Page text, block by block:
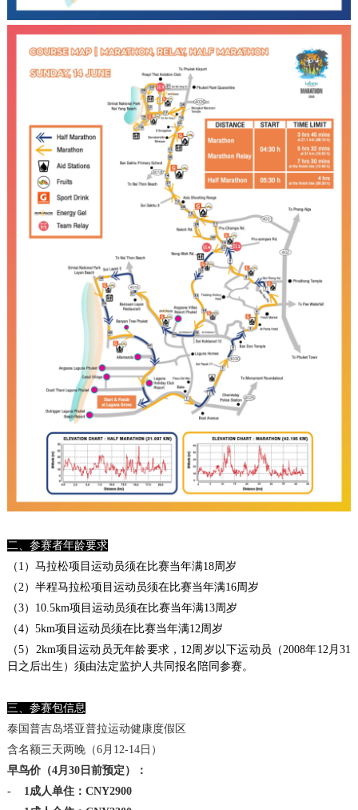
二、参赛者年龄要求
（1）马拉松项目运动员须在比赛当年满18周岁
（2）半程马拉松项目运动员须在比赛当年满16周岁
（3）10.5km项目运动员须在比赛当年满13周岁
（4）5km项目运动员须在比赛当年满12周岁
（5）2km项目运动员无年龄要求，12周岁以下运动员（2008年12月31
日之后出生）须由法定监护人共同报名陪同参赛。
三、参赛包信息
泰国普吉岛塔亚普拉运动健康度假区
含名额三天两晚（6月12-14日）
早鸟价（4月30日前预定）：
- 1成人单住：CNY2900